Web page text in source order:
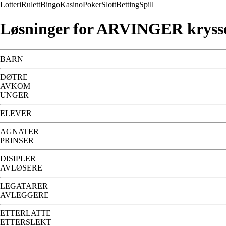
LotteriRulettBingoKasinoPokerSlottBettingSpill
Løsninger for ARVINGER
BARN
DØTRE
AVKOM
UNGER
ELEVER
AGNATER
PRINSER
DISIPLER
AVLØSERE
LEGATARER
AVLEGGERE
ETTERLATTE
ETTERSLEKT